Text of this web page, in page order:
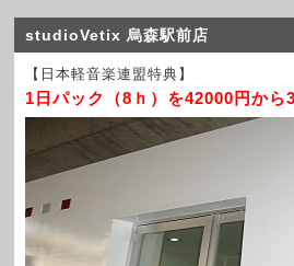
studioVetix 烏森駅前店
【日本軽音楽連盟特典】
1日パック（8ｈ）を42000円から